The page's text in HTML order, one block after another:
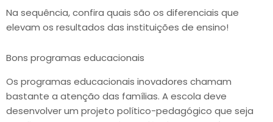
Na sequência, confira quais são os diferenciais que
elevam os resultados das instituições de ensino!
Bons programas educacionais
Os programas educacionais inovadores chamam
bastante a atenção das famílias. A escola deve
desenvolver um projeto político-pedagógico que seja